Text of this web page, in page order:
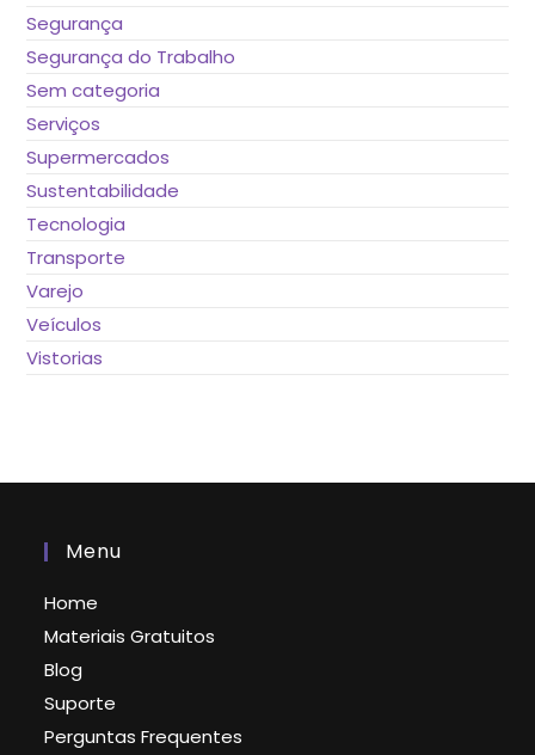
Segurança
Segurança do Trabalho
Sem categoria
Serviços
Supermercados
Sustentabilidade
Tecnologia
Transporte
Varejo
Veículos
Vistorias
Menu
Home
Materiais Gratuitos
Blog
Suporte
Perguntas Frequentes